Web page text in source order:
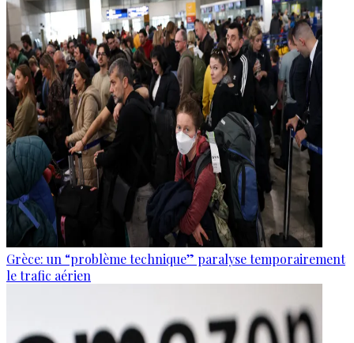
Grèce: un “problème technique” paralyse temporairement
le trafic aérien